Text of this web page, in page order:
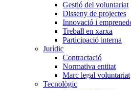
Gestió del voluntariat
Disseny de projectes
Innovació i
Treball en xarxa
Participació interna
Jurídic
Contractació
Normativa entitat
Marc legal voluntariat
Tecnològic